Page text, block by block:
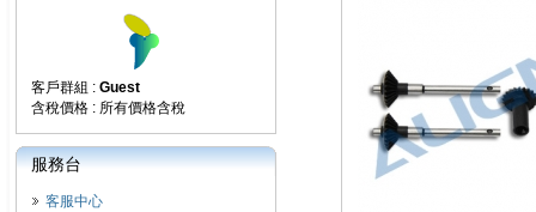
客戶群組 : Guest
含稅價格 : 所有價格含稅
服務台
客服中心